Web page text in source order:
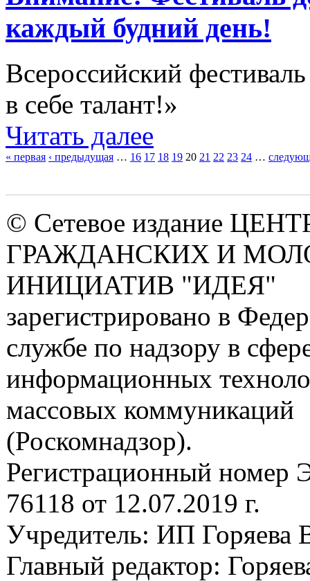
каждый будний день!
Всероссийский
в себе талант!»
Читать далее
« первая ‹ предыдущая … 16 17 18 19 20 21 22 23 24 …
© Сетевое издание
ГРАЖДАНСКИХ И
ИНИЦИАТИВ "ИДЕЯ"
зарегистрировано в
службе по надзору в
информационных
массовых коммуникаций
(Роскомнадзор).
Регистрационный
76118 от 12.07.2019 г.
Учредитель: ИП Горяева
Главный редактор: